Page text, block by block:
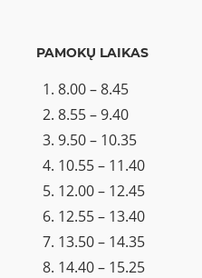
PAMOKŲ LAIKAS
8.00 – 8.45
8.55 – 9.40
9.50 – 10.35
10.55 – 11.40
12.00 – 12.45
12.55 – 13.40
13.50 – 14.35
14.40 – 15.25